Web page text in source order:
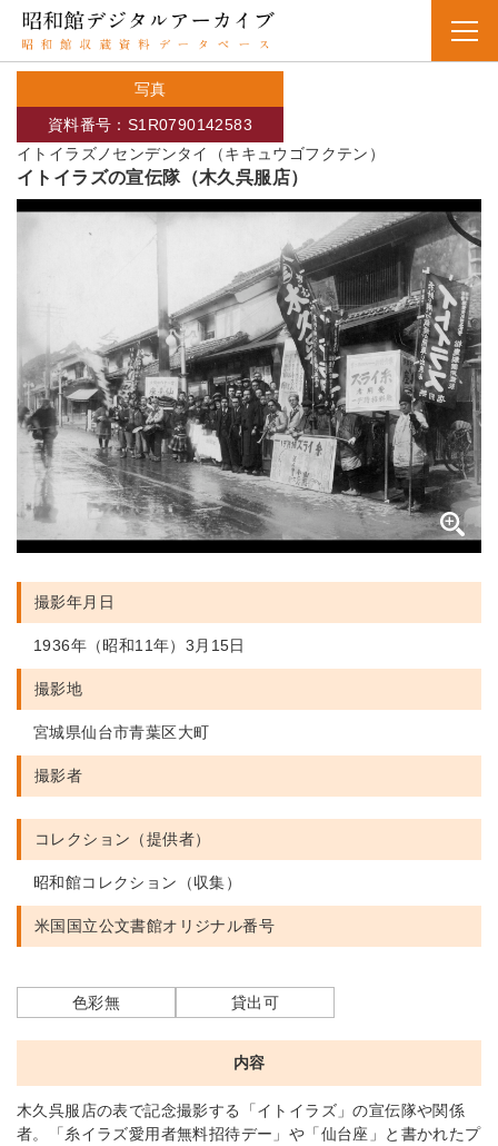
写真
イトイラズノセンデンタイ（キキュウゴフクテン）
資料番号：S1R0790142583
イトイラズの宣伝隊（木久呉服店）
撮影年月日
1936年（昭和11年）3月15日
撮影地
宮城県仙台市青葉区大町
撮影者
コレクション（提供者）
昭和館コレクション（収集）
米国国立公文書館オリジナル番号
色彩無 貸出可
内容
木久呉服店の表で記念撮影する「イトイラズ」の宣伝隊や関係
者。「糸イラズ愛用者無料招待デー」や「仙台座」と書かれたプ